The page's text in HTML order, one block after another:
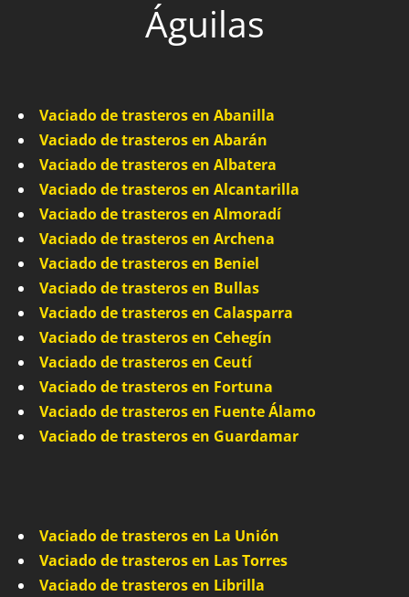
Águilas
Vaciado de trasteros en Abanilla
Vaciado de trasteros en Abarán
Vaciado de trasteros en Albatera
Vaciado de trasteros en Alcantarilla
Vaciado de trasteros en Almoradí
Vaciado de trasteros en Archena
Vaciado de trasteros en Beniel
Vaciado de trasteros en Bullas
Vaciado de trasteros en Calasparra
Vaciado de trasteros en Cehegín
Vaciado de trasteros en Ceutí
Vaciado de trasteros en Fortuna
Vaciado de trasteros en Fuente Álamo
Vaciado de trasteros en Guardamar
Vaciado de trasteros en La Unión
Vaciado de trasteros en Las Torres
Vaciado de trasteros en Librilla